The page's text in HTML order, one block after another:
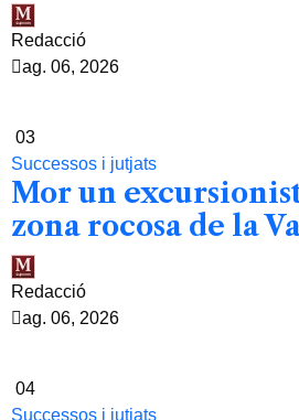
Redacció
ag. 06, 2026
03
Successos i jutjats
Mor un
zona rocosa de la
Redacció
ag. 06, 2026
04
Successos i jutjats